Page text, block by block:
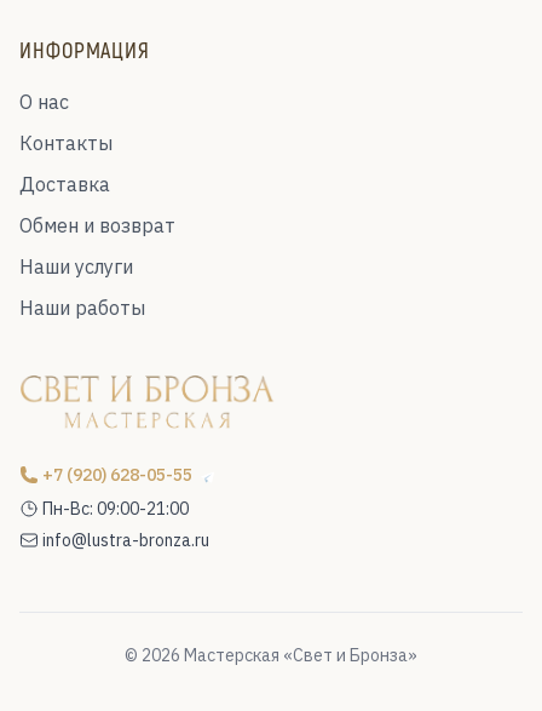
ИНФОРМАЦИЯ
О нас
Контакты
Доставка
Обмен и возврат
Наши услуги
Наши работы
+7 (920) 628-05-55
Пн-Вс: 09:00-21:00
info@lustra-bronza.ru
© 2026 Мастерская «Свет и Бронза»